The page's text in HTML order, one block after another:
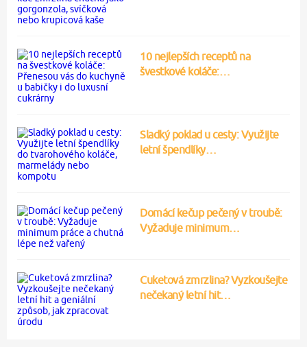
10 nejlepších receptů na
švestkové koláče:…
Sladký poklad u cesty: Využijte
letní špendlíky…
Domácí kečup pečený v troubě:
Vyžaduje minimum…
Cuketová zmrzlina? Vyzkoušejte
nečekaný letní hit…